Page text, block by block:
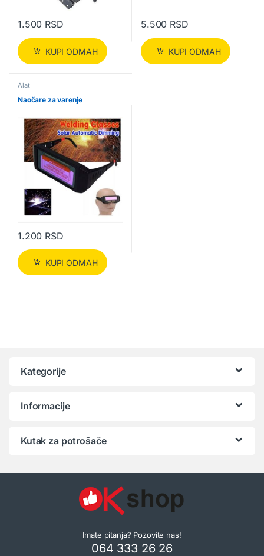
1.500 RSD
KUPI ODMAH
5.500 RSD
KUPI ODMAH
Alat
Naočare za varenje
1.200 RSD
KUPI ODMAH
Kategorije
Informacije
Kutak za potrošače
Imate pitanja? Pozovite nas!
064 333 26 26